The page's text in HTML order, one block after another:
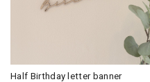
Half Birthday letter banner